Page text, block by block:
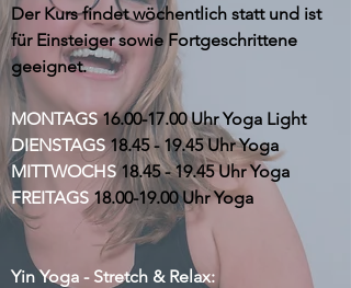
Der Kurs findet wöchentlich statt und ist
für Einsteiger sowie Fortgeschrittene
geeignet.
MONTAGS 16.00-17.00Uhr Yoga Light
DIENSTAGS 18.45 - 19.45Uhr Yoga
MITTWOCHS 18.45 - 19.45Uhr Yoga
FREITAGS 18.00-19.00Uhr Yoga
Yin Yoga - Stretch & Relax: